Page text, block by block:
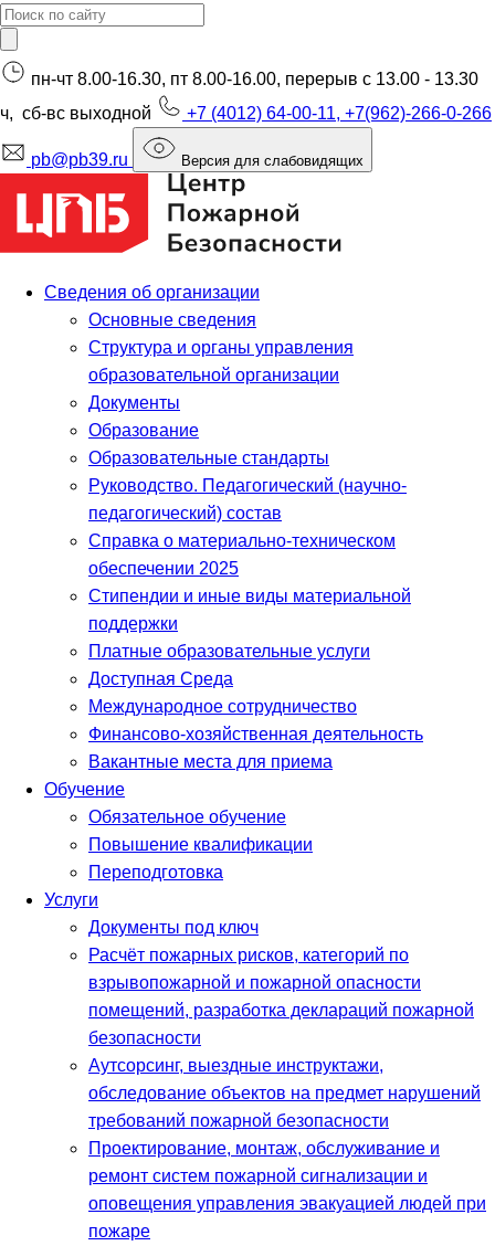
пн-чт 8.00-16.30, пт 8.00-16.00, перерыв с 13.00 - 13.30
ч, сб-вс выходной
+7 (4012) 64-00-11, +7(962)-266-0-266
pb@pb39.ru Версия для слабовидящих
Сведения об организации
Основные сведения
Структура и органы управления
образовательной организации
Документы
Образование
Образовательные стандарты
Руководство. Педагогический (научно-
педагогический) состав
Справка о материально-техническом
обеспечении 2025
Стипендии и иные виды материальной
поддержки
Платные образовательные услуги
Доступная Среда
Международное сотрудничество
Финансово-хозяйственная деятельность
Вакантные места для приема
Обучение
Обязательное обучение
Повышение квалификации
Переподготовка
Услуги
Документы под ключ
Расчёт пожарных рисков, категорий по
взрывопожарной и пожарной опасности
помещений, разработка деклараций пожарной
безопасности
Аутсорсинг, выездные инструктажи,
обследование объектов на предмет нарушений
требований пожарной безопасности
Проектирование, монтаж, обслуживание и
ремонт систем пожарной сигнализации и
оповещения управления эвакуацией людей при
пожаре